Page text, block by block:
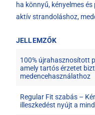
ha könnyű, kényelmes
aktív strandoláshoz,
JELLEMZŐK
100% újrahasznosított
amely tartós érzetet
medencehasználathoz
Regular Fit szabás –
illeszkedést nyújt a